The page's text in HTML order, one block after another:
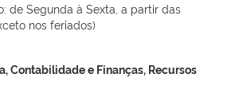
de Segunda à Sexta, a partir das
nos feriados)
Contabilidade e Finanças, Recursos